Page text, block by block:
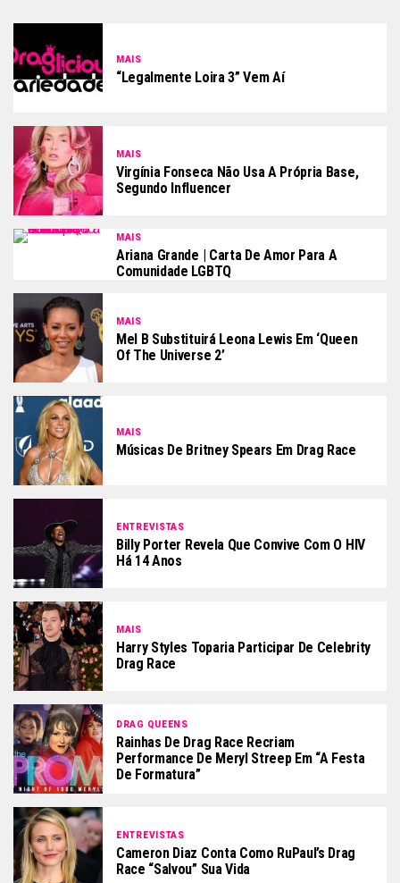
MAIS
“Legalmente Loira 3” Vem Aí
MAIS
Virgínia Fonseca Não Usa A Própria Base,
Segundo Influencer
MAIS
Ariana Grande | Carta De Amor Para A
Comunidade LGBTQ
MAIS
Mel B Substituirá Leona Lewis Em ‘Queen
Of The Universe 2’
MAIS
Músicas De Britney Spears Em Drag Race
ENTREVISTAS
Billy Porter Revela Que Convive Com O HIV
Há 14 Anos
MAIS
Harry Styles Toparia Participar De Celebrity
Drag Race
DRAG QUEENS
Rainhas De Drag Race Recriam
Performance De Meryl Streep Em “A Festa
De Formatura”
ENTREVISTAS
Cameron Diaz Conta Como RuPaul’s Drag
Race “salvou” Sua Vida